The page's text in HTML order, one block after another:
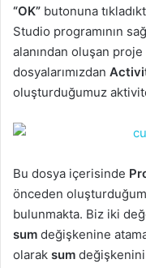
“OK” butonuna
Studio programının
alanından oluşan
dosyalarımızdan
oluşturduğumuz
Bu dosya içerisinde
önceden
bulunmakta. Biz iki
sum değişkenine
olarak sum